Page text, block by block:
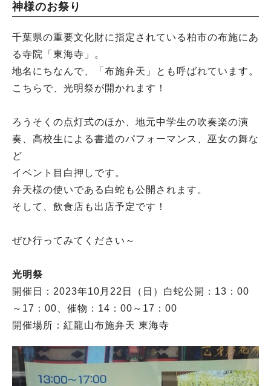
神様のお祭り
千葉県の重要文化財に指定されている柏市の布施にあ
る寺院「東海寺」。
地名にちなんで、「布施弁天」とも呼ばれています。
こちらで、光明祭が開かれます！
ろうそくの点灯式のほか、地元中学生の吹奏楽の演
奏、高校生による書道のパフォーマンス、巫女の舞な
ど
イベント目白押しです。
弁天様の使いである白蛇も公開されます。
そして、飲食店も出店予定です！
ぜひ行ってみてください～
光明祭
開催日：2023年10月22日（日）白蛇公開：13：00
～17：00、催物：14：00～17：00
開催場所：紅龍山布施弁天 東海寺